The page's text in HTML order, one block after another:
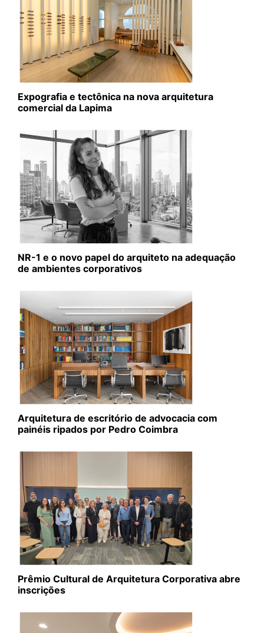
Expografia e tectônica na nova arquitetura
comercial da Lapima
NR-1 e o novo papel do arquiteto na adequação
de ambientes corporativos
Arquitetura de escritório de advocacia com
painéis ripados por Pedro Coimbra
Prêmio Cultural de Arquitetura Corporativa abre
inscrições